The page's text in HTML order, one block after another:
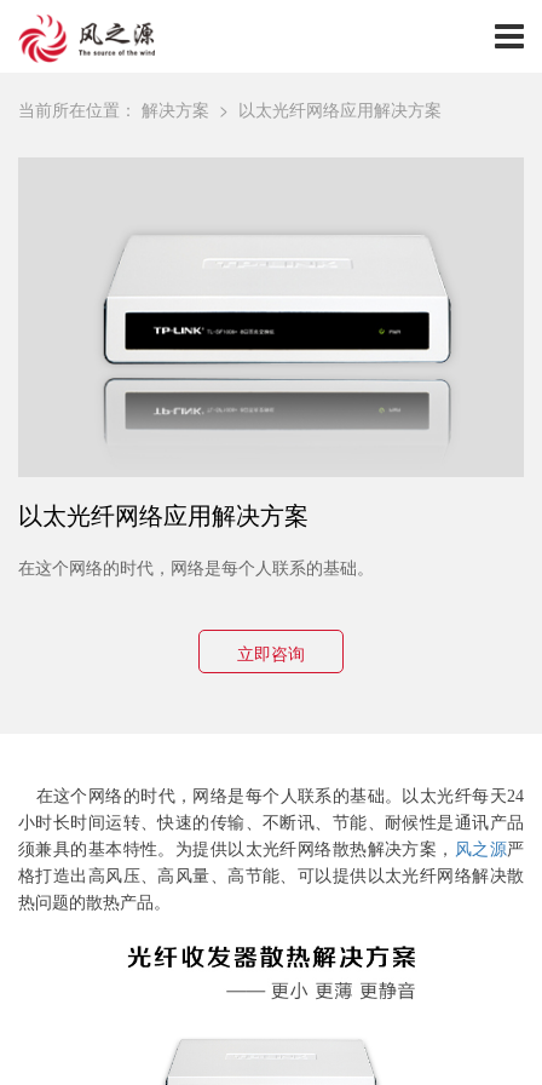
当前所在位置： 解决方案 > 以太光纤网络应用解决方案
以太光纤网络应用解决方案
在这个网络的时代，网络是每个人联系的基础。
立即咨询
在这个网络的时代， 网络是每个人联系的基础。 以太光纤每天24
小时长时间运转、快速的传输、不断讯、节能、耐候性是通讯产品
须兼具的基本特性。为提供以太光纤网络散热解决方案， 风之源严
格打造出高风压、高风量、高节能、可以提供 以太光纤网络解决散
热问题的散热产品。